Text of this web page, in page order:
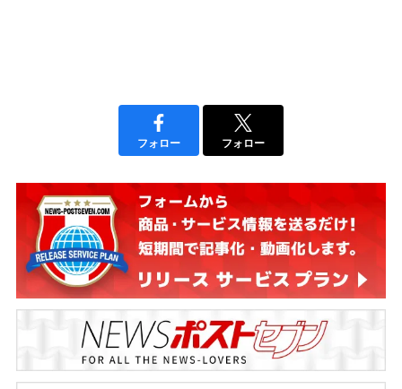
フォロー フォロー